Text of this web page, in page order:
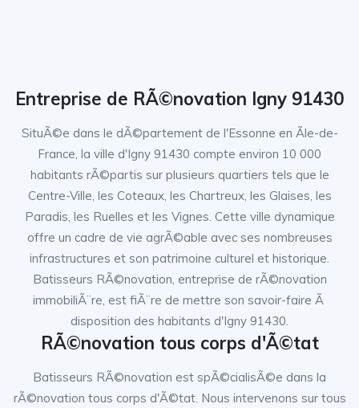
Entreprise de RÃ©novation Igny 91430
SituÃ©e dans le dÃ©partement de l'Essonne en Ãle-de-
France, la ville d'Igny 91430 compte environ 10 000
habitants rÃ©partis sur plusieurs quartiers tels que le
Centre-Ville, les Coteaux, les Chartreux, les Glaises, les
Paradis, les Ruelles et les Vignes. Cette ville dynamique
offre un cadre de vie agrÃ©able avec ses nombreuses
infrastructures et son patrimoine culturel et historique.
Batisseurs RÃ©novation, entreprise de rÃ©novation
immobiliÃ¨re, est fiÃ¨re de mettre son savoir-faire Ã
disposition des habitants d'Igny 91430.
RÃ©novation tous corps d'Ã©tat
Batisseurs RÃ©novation est spÃ©cialisÃ©e dans la
rÃ©novation tous corps d'Ã©tat. Nous intervenons sur tous